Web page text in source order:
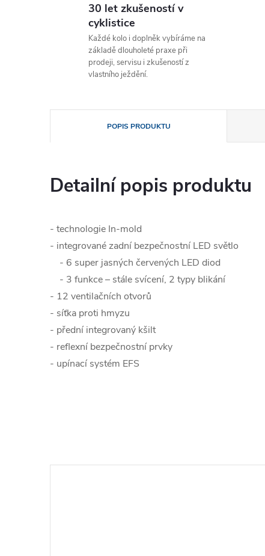
30 let zkušeností v
cyklistice
Každé kolo i doplněk vybíráme na
základě dlouholeté praxe při
prodeji, servisu i zkušeností z
vlastního ježdění.
POPIS PRODUKTU
Detailní popis produktu
- technologie In-mold
- integrované zadní bezpečnostní LED světlo
- 6 super jasných červených LED diod
- 3 funkce – stále svícení, 2 typy blikání
- 12 ventilačních otvorů
- síťka proti hmyzu
- přední integrovaný kšilt
- reflexní bezpečnostní prvky
- upínací systém EFS